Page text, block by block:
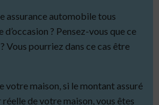
assurance automobile tous
? Pensez-vous que ce
Vous pourriez dans ce cas être
votre maison, si le montant assuré
de votre maison, vous êtes